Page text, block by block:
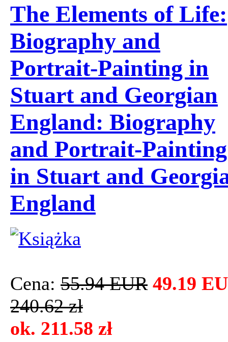
The Elements of Life:
Biography and
Portrait-Painting in
Stuart and Georgian
England: Biography
and Portrait-Painting
in Stuart and
England
Cena: 55.94 EUR 49.19
240.62 zł
ok. 211.58 zł